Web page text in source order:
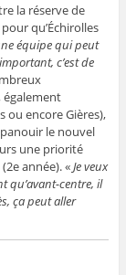
la réserve de
qu’Échirolles
équipe qui peut
c’est de
également
ou encore Gières),
le nouvel
une priorité
année). «Je veux
qu’avant-centre, il
ça peut aller